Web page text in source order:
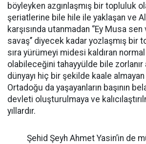
böyleyken azgınlaşmış bir topluluk
şeriatlerine bile hile ile yaklaşan ve
karşısında utanmadan ‘’Ey Musa
savaş’’ diyecek kadar yozlaşmış bir
sıra yürümeyi midesi kaldıran
olabileceğini tahayyülde bile zorlanır
dünyayı hiç bir şekilde kaale almayan
Ortadoğu da yaşayanların başının
devleti oluşturulmaya ve
yıllardır.
Şehid Şeyh Ahmet Yasin’in de